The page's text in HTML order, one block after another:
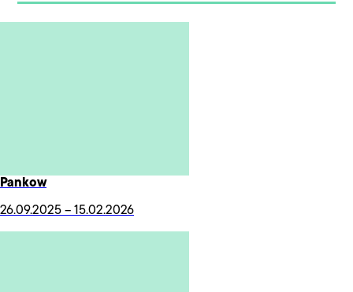
Pankow
26.09.2025 – 15.02.2026